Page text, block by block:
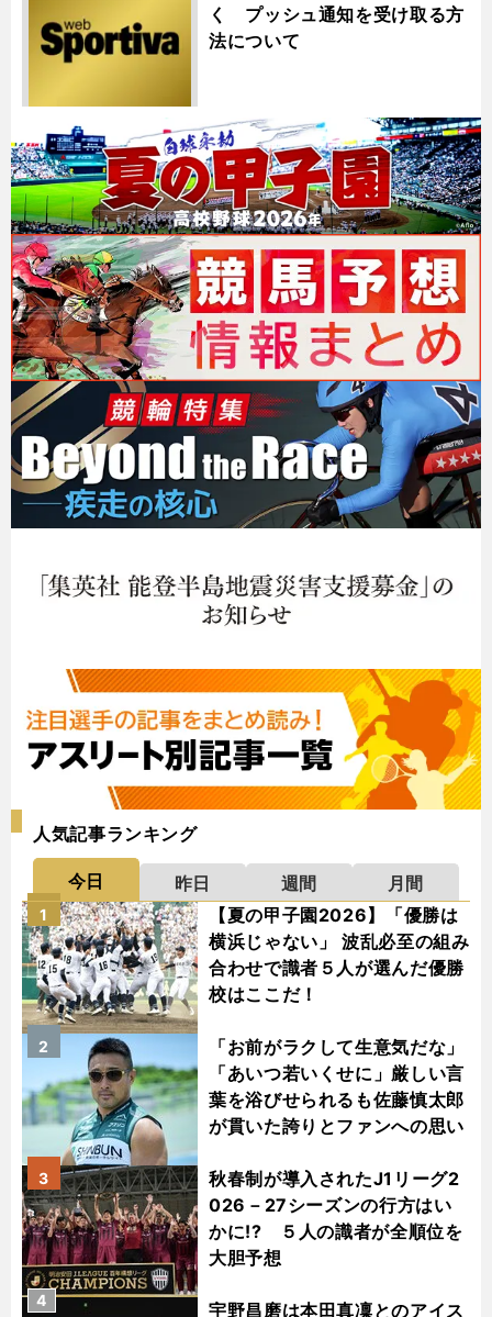
く プッシュ通知を受け取る方
法について
人気記事ランキング
今日 昨日 週間
月間
【夏の甲子園2026】「優勝は
横浜じゃない」 波乱必至の組み
合わせで識者５人が選んだ優勝
校はここだ！
1
「お前がラクして生意気だな」
「あいつ若いくせに」厳しい言
葉を浴びせられるも佐藤慎太郎
が貫いた誇りとファンへの思い
2
秋春制が導入されたJ1リーグ2
026－27シーズンの行方はい
かに!? ５人の識者が全順位を
大胆予想
3
宇野昌磨は本田真凜とのアイス
4